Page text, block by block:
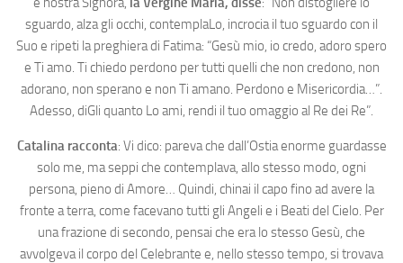
sguardo, alza gli occhi, contemplaLo, incrocia il tuo sguardo con il
Suo e ripeti la preghiera di Fatima: “Gesù mio, io credo, adoro spero
e Ti amo. Ti chiedo perdono per tutti quelli che non credono, non
adorano, non sperano e non Ti amano. Perdono e Misericordia…”.
Adesso, diGli quanto Lo ami, rendi il tuo omaggio al Re dei Re”.
Catalina racconta: Vi dico: pareva che dall’Ostia enorme guardasse
solo me, ma seppi che contemplava, allo stesso modo, ogni
persona, pieno di Amore… Quindi, chinai il capo fino ad avere la
fronte a terra, come facevano tutti gli Angeli e i Beati del Cielo. Per
una frazione di secondo, pensai che era lo stesso Gesù, che
avvolgeva il corpo del Celebrante e, nello stesso tempo, si trovava